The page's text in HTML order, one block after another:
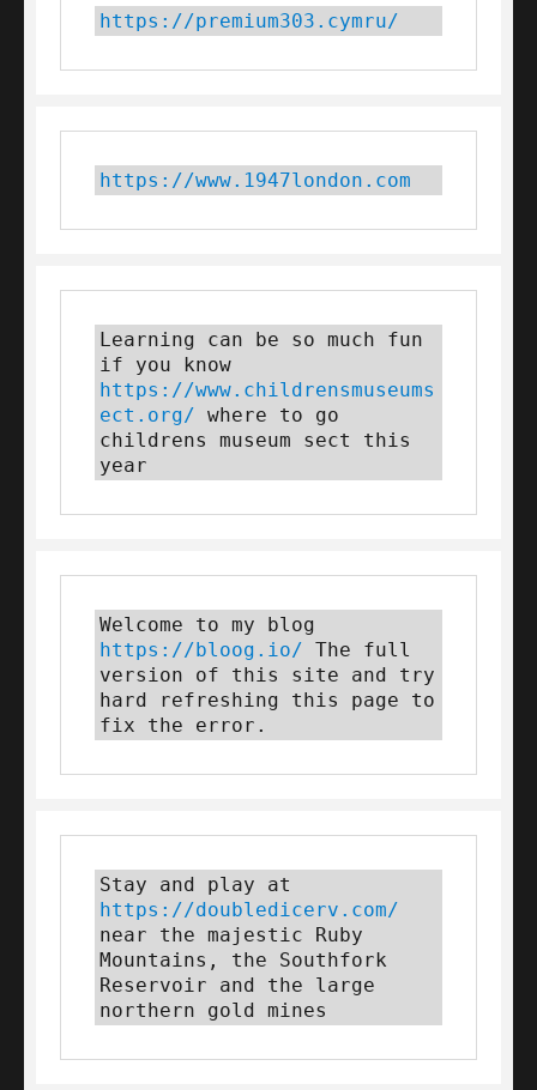
https://premium303.cymru/
https://www.1947london.com
Learning can be so much fun
https://www.childrensmuseums
ect.org/ where to go
childrens museum sect this
year
https://bloog.io/ The full
version of this site and try
hard refreshing this page to
fix the error.
https://doubledicerv.com/
near the majestic Ruby
Mountains, the Southfork
Reservoir and the large
northern gold mines